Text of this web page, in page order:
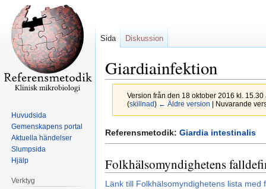
Giardiainfektion
Version från den 18 oktober 2016 kl.
(skillnad) ← Äldre version | Nuvarande
Hoppa
till
navigering
Hoppa
till
Referensmetodik: Giardia intestinalis
Folkhälsomyndighetens
Länk till Folkhälsomyndighetens lista
Sida Diskussion
Huvudsida
Gemenskapens portal
Aktuella händelser
Slumpsida
Hjälp
Verktyg